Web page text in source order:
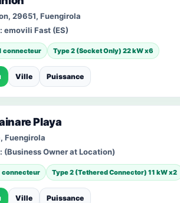
29651, Fuengirola
emovili Fast (ES)
connecteur Type 2 (Socket Only) 22 kW x6
Ville Puissance
Playa
Fuengirola
(Business Owner at Location)
connecteur Type 2 (Tethered Connector) 11 kW x2
Ville Puissance